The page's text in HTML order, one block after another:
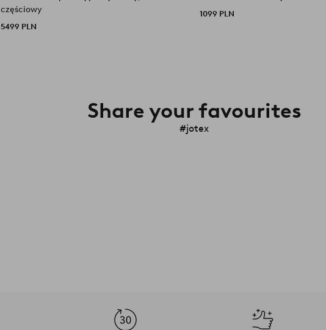
częściowy
5499 PLN
1099 PLN
Share your favourites
#jotex